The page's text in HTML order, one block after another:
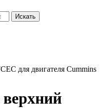
Искать
для двигателя Cummins